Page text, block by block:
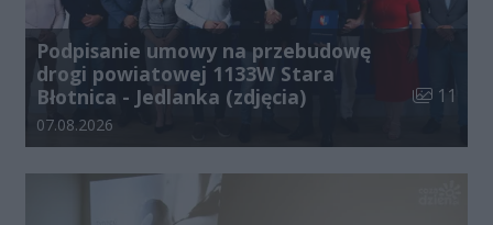
Podpisanie umowy na przebudowę
drogi powiatowej 1133W Stara
Błotnica - Jedlanka (zdjęcia)
Liczba
11
Data dodania galerii:
07.08.2026